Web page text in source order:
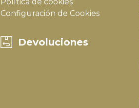
Configuración de Cookies
Devoluciones